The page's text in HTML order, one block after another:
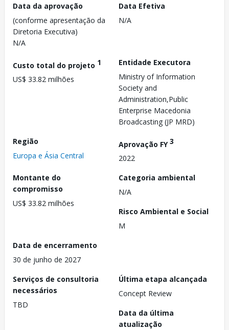
Data da aprovação
(conforme apresentação da
Diretoria Executiva)
N/A
Data Efetiva
N/A
Custo total do projeto 1
US$ 33.82 milhões
Entidade Executora
Ministry of Information
Society and
Administration,Public
Enterprise Macedonia
Broadcasting (JP MRD)
Região
Europa e Ásia Central
Aprovação FY3
2022
Montante do
compromisso
US$ 33.82 milhões
Categoria ambiental
N/A
Risco Ambiental e Social
M
Data de encerramento
30 de junho de 2027
Serviços de consultoria
necessários
TBD
Última etapa alcançada
Concept Review
Data da última
atualização